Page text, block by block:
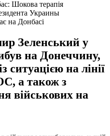
Украины
на Донбасі
Зеленський у
на Донеччину,
ситуацією на лінії
а також з
військових на